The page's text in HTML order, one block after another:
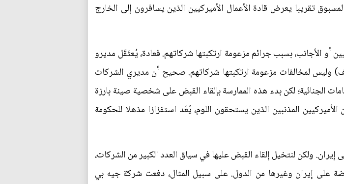
تقريبا يعرض قادة الأعمال الأميركيين الذين يسافرون إلى الخارج
أو الأجانب، بسبب جرائم مزعومة ارتكبتها شركاتهم. فعادة، يُعتَقَل مديرو
وليس لمخالفات مزعومة ارتكبتها شركاتهم. صحيح أن مديري الشركات
الجنائية؛ لكن بدء هذه الممارسة بإلقاء القبض على شخصية صينة بارزة
المذنبين الذين يستحقون اللوم، يُعَد استفزازا مذهلا للحكومة
إيران. ولكن لنتخيل إلقاء القبض عليها في سياق العدد الكبير من الشركات،
على إيران وغيرها من الدول. على سبيل المثال، دفعت شركة جيه بي